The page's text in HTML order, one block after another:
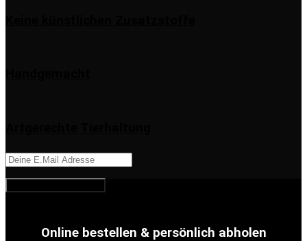
Online bestellen & persönlich abholen